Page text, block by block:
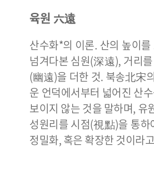
육원 六遠
산수화*의 이론. 산의 높이
넘겨다본 심원(深遠), 거리
(幽遠)을 더한 것. 북송北宋
운 언덕에서부터 넓어진 산
보이지 않는 것을 말하며,
성원리를 시점(視點)을 통하
정밀화, 혹은 확장한 것이라